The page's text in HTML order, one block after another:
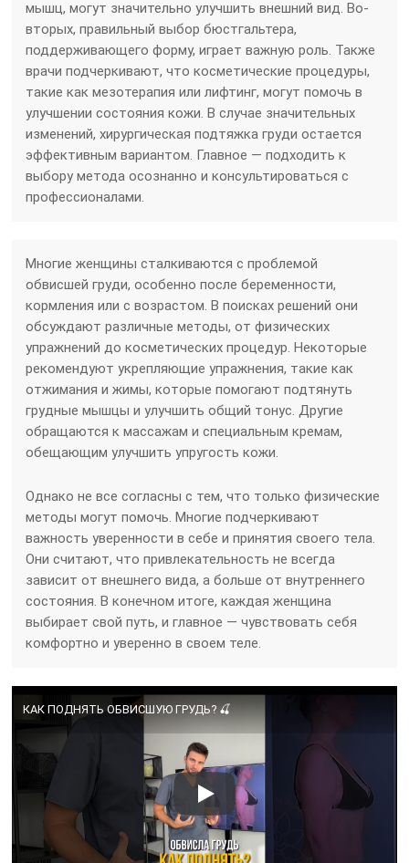
мышц, могут значительно улучшить внешний вид. Во-
вторых, правильный выбор бюстгальтера,
поддерживающего форму, играет важную роль. Также
врачи подчеркивают, что косметические процедуры,
такие как мезотерапия или лифтинг, могут помочь в
улучшении состояния кожи. В случае значительных
изменений, хирургическая подтяжка груди остается
эффективным вариантом. Главное — подходить к
выбору метода осознанно и консультироваться с
профессионалами.
Многие женщины сталкиваются с проблемой
обвисшей груди, особенно после беременности,
кормления или с возрастом. В поисках решений они
обсуждают различные методы, от физических
упражнений до косметических процедур. Некоторые
рекомендуют укрепляющие упражнения, такие как
отжимания и жимы, которые помогают подтянуть
грудные мышцы и улучшить общий тонус. Другие
обращаются к массажам и специальным кремам,
обещающим улучшить упругость кожи.
Однако не все согласны с тем, что только физические
методы могут помочь. Многие подчеркивают
важность уверенности в себе и принятия своего тела.
Они считают, что привлекательность не всегда
зависит от внешнего вида, а больше от внутреннего
состояния. В конечном итоге, каждая женщина
выбирает свой путь, и главное — чувствовать себя
комфортно и уверенно в своем теле.
КАК ПОДНЯТЬ ОБВИСШУЮ ГРУДЬ? 🍒